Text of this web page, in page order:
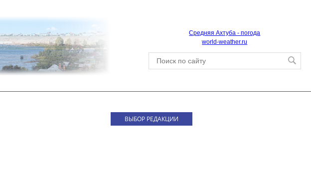
Средняя Ахтуба - погода
world-weather.ru
ВЫБОР РЕДАКЦИИ